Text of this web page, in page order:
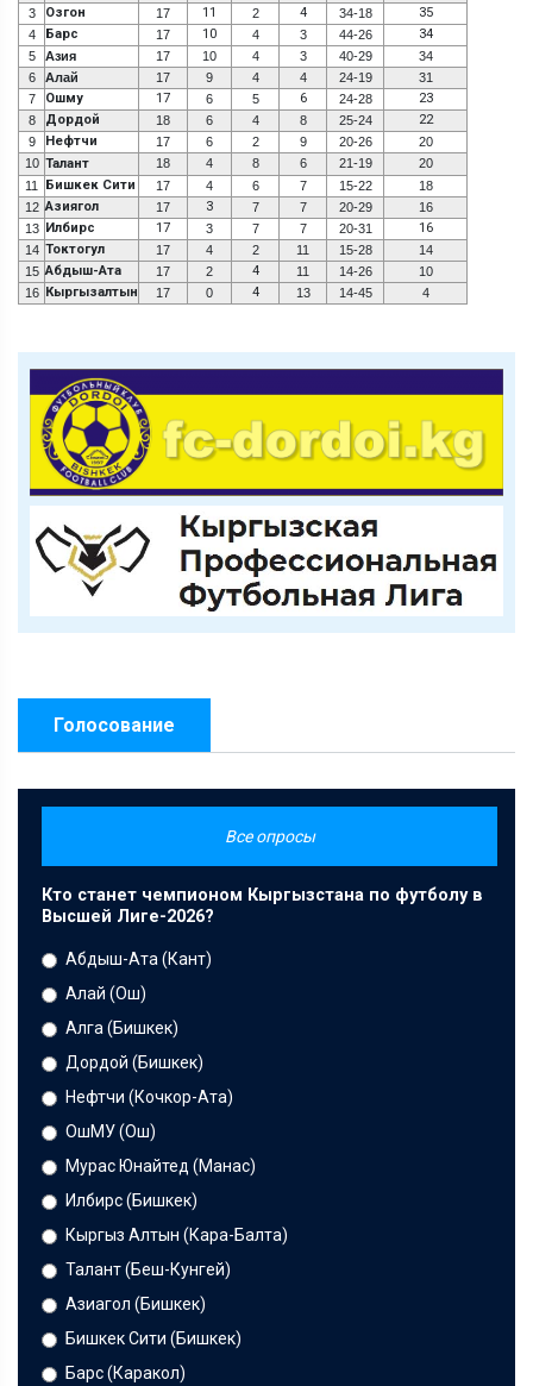
3 Озгон 17 11 2 4 34-18 35
4 Барс 17 10 4 3 44-26 34
5 Азия 17 10 4 3 40-29
34
6
Алай 17 9 4 4 24-19
31
7
Ошму 17 6 5 6 24-28 23
8 Дордой 18 6 4 8 25-24 22
9 Нефтчи 17 6 2 9 20-26
20
10 Талант 18 4 8 6 21-19
20
11
Бишкек Сити 17 4 6 7 15-22
18
12 Азиягол 17 3 7 7 20-29
16
13 Илбирс 17 3 7 7 20-31 16
14 Токтогул 17 4 2 11 15-28
14
15 Абдыш-Ата 17 2 4 11 14-26
10
16 Кыргызалтын 17 0 4 13 14-45 4
Голосование
Все опросы
Кто станет чемпионом Кыргызстана по футболу в
Высшей Лиге-2026?
Абдыш-Ата (Кант)
Алай (Ош)
Алга (Бишкек)
Дордой (Бишкек)
Нефтчи (Кочкор-Ата)
ОшМУ (Ош)
Мурас Юнайтед (Манас)
Илбирс (Бишкек)
Кыргыз Алтын (Кара-Балта)
Талант (Беш-Кунгей)
Азиагол (Бишкек)
Бишкек Сити (Бишкек)
Барс (Каракол)